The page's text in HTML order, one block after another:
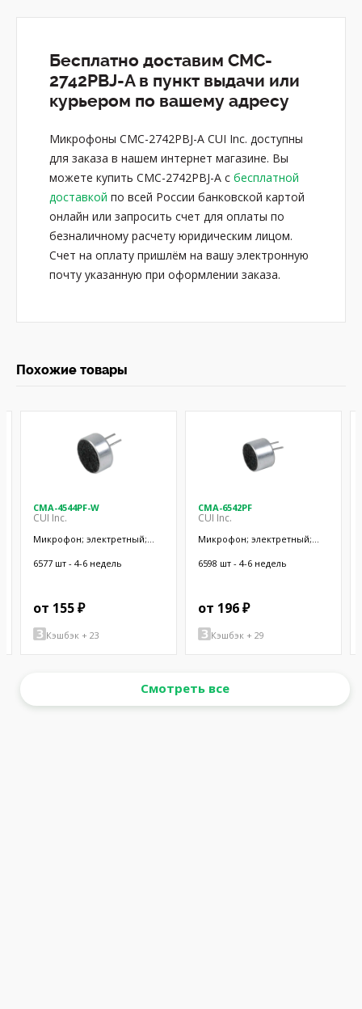
Бесплатно доставим CMC-
2742PBJ-A в пункт выдачи или
курьером по вашему адресу
Микрофоны CMC-2742PBJ-A CUI Inc. доступны
для заказа в нашем интернет магазине. Вы
можете купить CMC-2742PBJ-A с бесплатной
доставкой по всей России банковской картой
онлайн или запросить счет для оплаты по
безналичному расчету юридическим лицом.
Счет на оплату пришлём на вашу электронную
почту указанную при оформлении заказа.
Похожие товары
CMA-4544PF-W
CUI Inc.
Микрофон; электретный;
Ø9,7x4,5мм; SMT
6577 шт - 4-6 недель
от 155 ₽
Кэшбэк + 23
CMA-6542PF
CUI Inc.
Микрофон; электретный;
Ø9,4x6,5мм; SMT
6598 шт - 4-6 недель
от 196 ₽
Кэшбэк + 29
Смотреть все